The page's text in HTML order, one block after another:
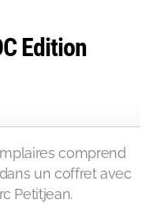
Edition
comprend
un coffret avec
Petitjean.